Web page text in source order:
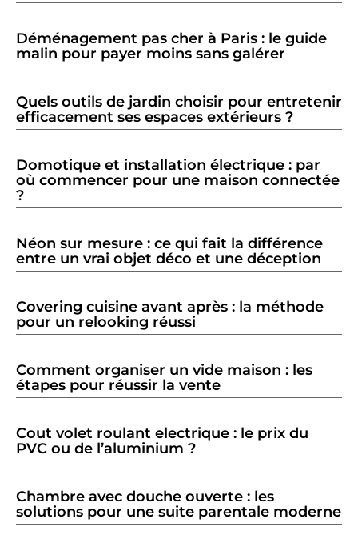
Déménagement pas cher à Paris : le guide
malin pour payer moins sans galérer
Quels outils de jardin choisir pour entretenir
efficacement ses espaces extérieurs ?
Domotique et installation électrique : par
où commencer pour une maison connectée
?
Néon sur mesure : ce qui fait la différence
entre un vrai objet déco et une déception
Covering cuisine avant après : la méthode
pour un relooking réussi
Comment organiser un vide maison : les
étapes pour réussir la vente
Cout volet roulant electrique : le prix du
PVC ou de l’aluminium ?
Chambre avec douche ouverte : les
solutions pour une suite parentale moderne